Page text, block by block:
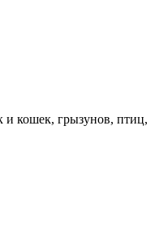
и кошек, грызунов, птиц,